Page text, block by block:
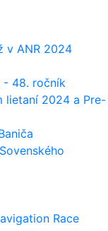
v ANR 2024
- 48. ročník
lietaní 2024 a Pre-
Race